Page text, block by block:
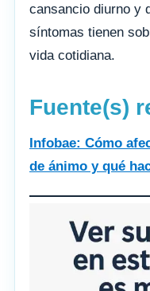
cansancio diurno y
síntomas tienen
vida cotidiana.
Fuente(s)
Infobae: Cómo
de ánimo y qué